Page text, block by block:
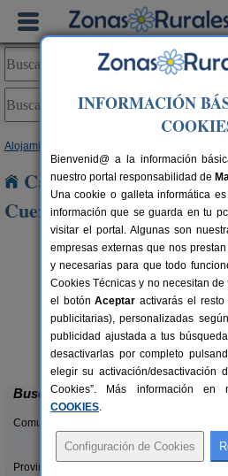
Alojamientos
Casas Rurales cerca
Cueza
Casa Calderón II
Brañosera (Palencia)
Buscar
Comunidades:
Provincias/Islas:
INFORMACIÓN
Bienvenid@ a la información
nuestro portal responsabilidad de
Una cookie o galleta informática
información que se guarda en tu
visitar el portal. Algunas son
empresas externas que nos
y necesarias para que todo
Cookies Técnicas y no necesitan
el botónAceptar activarás el
publicitarias), personalizadas
publicidad ajustada a tus
desactivarlas por completo
elegir su activación/desactivación
Cookies”. Más información en
COOKIES.